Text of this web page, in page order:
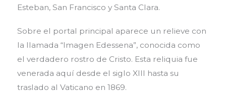
Esteban, San Francisco y Santa Clara.
Sobre el portal principal aparece un relieve con
la llamada “Imagen Edessena”, conocida como
el verdadero rostro de Cristo. Esta reliquia fue
venerada aquí desde el siglo XIII hasta su
traslado al Vaticano en 1869.